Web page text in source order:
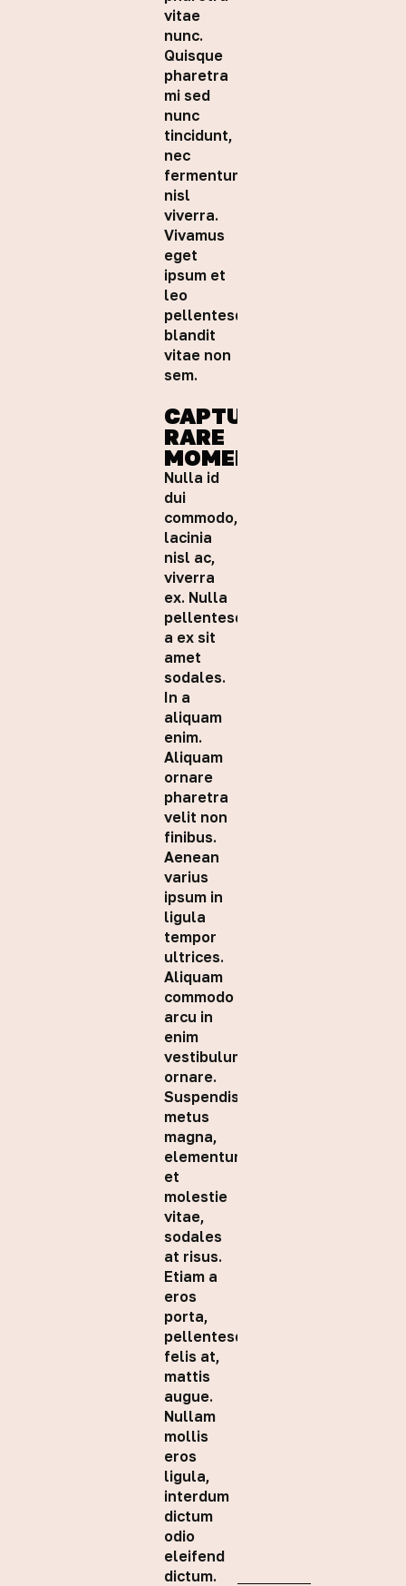
vitae
nunc.
Quisque
pharetra
mi sed
nunc
tincidunt,
nec
fermentum
nisl
viverra.
Vivamus
eget
ipsum et
leo
pellentesque
blandit
vitae non
sem.
CAPTURING
RARE
MOMENTS
Nulla id
dui
commodo,
lacinia
nisl ac,
viverra
ex. Nulla
pellentesque
a ex sit
amet
sodales.
In a
aliquam
enim.
Aliquam
ornare
pharetra
velit non
finibus.
Aenean
varius
ipsum in
ligula
tempor
ultrices.
Aliquam
commodo
arcu in
enim
vestibulum
ornare.
Suspendisse
metus
magna,
elementum
et
molestie
vitae,
sodales
at risus.
Etiam a
eros
porta,
pellentesque
felis at,
mattis
augue.
Nullam
mollis
eros
ligula,
interdum
dictum
odio
eleifend
dictum.